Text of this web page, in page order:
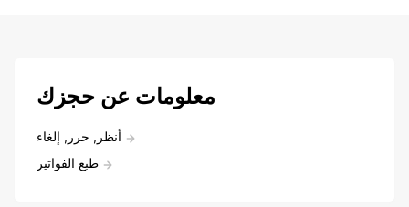
معلومات عن حجزك
أنظر, حرر, إلغاء
طبع الفواتير